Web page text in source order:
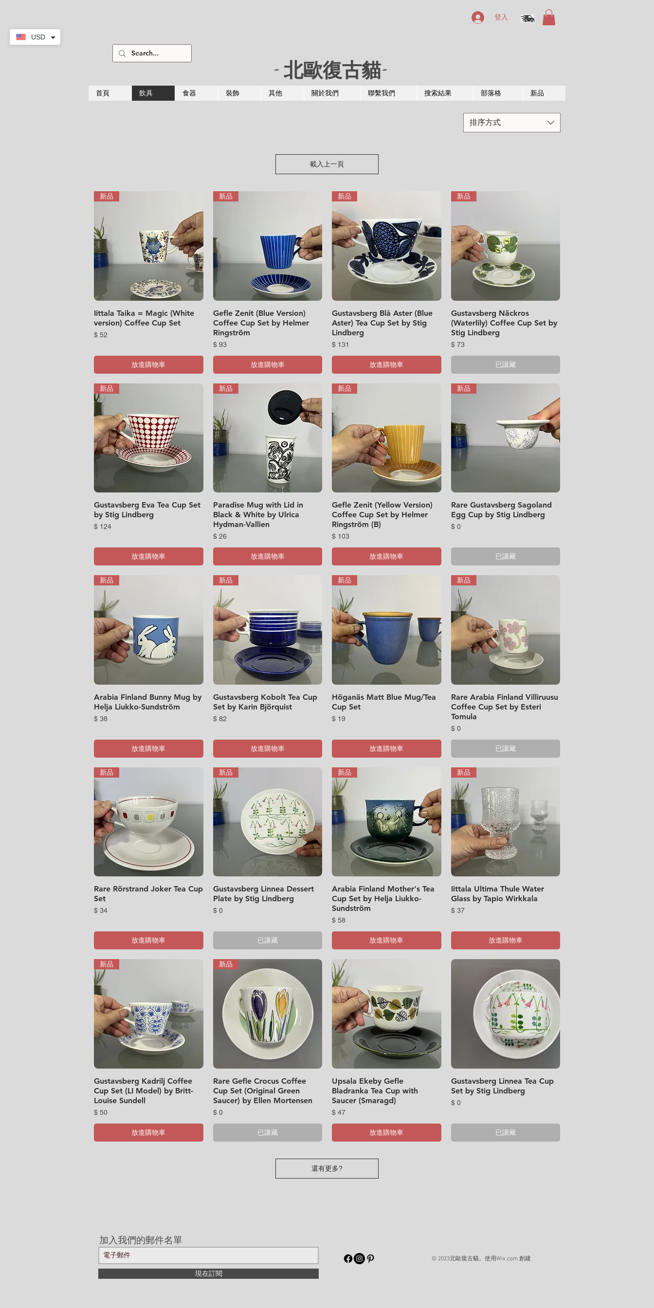
登入
- 北歐復古貓-
首頁 飲具 食器 裝飾 其他 關於我們 聯繫我們 搜索結果 部落格 新品
排序方式
載入上一頁
快速瀏覽
新品
Iittala Taika = Magic (White
version) Coffee Cup Set
價格
$ 52
放進購物車
快速瀏覽
新品
Gefle Zenit (Blue Version)
Coffee Cup Set by Helmer
Ringström
價格
$ 93
放進購物車
快速瀏覽
新品
Gustavsberg Blå Aster (Blue
Aster) Tea Cup Set by Stig
Lindberg
價格
$ 131
放進購物車
快速瀏覽
新品
Gustavsberg Näckros
(Waterlily) Coffee Cup Set by
Stig Lindberg
價格
$ 73
已讓藏
快速瀏覽
新品
Gustavsberg Eva Tea Cup Set
by Stig Lindberg
價格
$ 124
放進購物車
快速瀏覽
新品
Paradise Mug with Lid in
Black & White by Ulrica
Hydman-Vallien
價格
$ 26
放進購物車
快速瀏覽
新品
Gefle Zenit (Yellow Version)
Coffee Cup Set by Helmer
Ringström (B)
價格
$ 103
放進購物車
快速瀏覽
新品
Rare Gustavsberg Sagoland
Egg Cup by Stig Lindberg
價格
$ 0
已讓藏
快速瀏覽
新品
Arabia Finland Bunny Mug by
Helja Liukko-Sundström
價格
$ 38
放進購物車
快速瀏覽
新品
Gustavsberg Kobolt Tea Cup
Set by Karin Björquist
價格
$ 82
放進購物車
快速瀏覽
新品
Höganäs Matt Blue Mug/Tea
Cup Set
價格
$ 19
放進購物車
快速瀏覽
新品
Rare Arabia Finland Villiruusu
Coffee Cup Set by Esteri
Tomula
價格
$ 0
已讓藏
快速瀏覽
新品
Rare Rörstrand Joker Tea Cup
Set
價格
$ 34
放進購物車
快速瀏覽
新品
Gustavsberg Linnea Dessert
Plate by Stig Lindberg
價格
$ 0
已讓藏
快速瀏覽
新品
Arabia Finland Mother's Tea
Cup Set by Helja Liukko-
Sundström
價格
$ 58
放進購物車
快速瀏覽
新品
Iittala Ultima Thule Water
Glass by Tapio Wirkkala
價格
$ 37
放進購物車
快速瀏覽
新品
Gustavsberg Kadrilj Coffee
Cup Set (LI Model) by Britt-
Louise Sundell
價格
$ 50
放進購物車
快速瀏覽
新品
Rare Gefle Crocus Coffee
Cup Set (Original Green
Saucer) by Ellen Mortensen
價格
$ 0
已讓藏
快速瀏覽
Upsala Ekeby Gefle
Bladranka Tea Cup with
Saucer (Smaragd)
價格
$ 47
放進購物車
快速瀏覽
Gustavsberg Linnea Tea Cup
Set by Stig Lindberg
價格
$ 0
已讓藏
還有更多?
© 2023北歐復古貓。使用Wix.com 創建
加入我們的郵件名單
現在訂閱
USD